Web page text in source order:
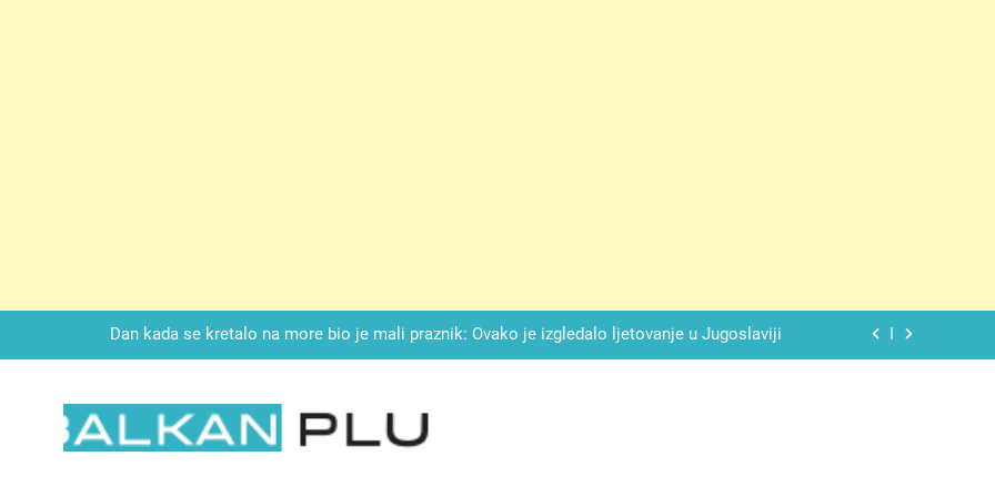
Dan kada se kretalo na more bio je mali praznik: Ovako je izgledalo ljetovanje u Jugoslaviji
Drži jezik za zubima, i gledaj kako se problemi smanjuju – ove 4 stvari ne govori ni rodu rođenom